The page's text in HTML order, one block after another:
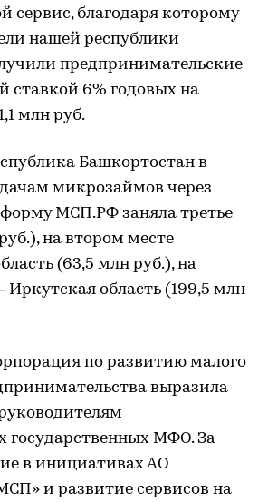
сервис, благодаря которому
нашей республики
предпринимательские
ставкой 6% годовых на
млн руб.
Башкортостан в
микрозаймов через
МСП.РФ заняла третье
на втором месте
(63,5 млн руб.), на
область (199,5 млн
по развитию малого
выразила
государственных МФО. За
в инициативах АО
и развитие сервисов на